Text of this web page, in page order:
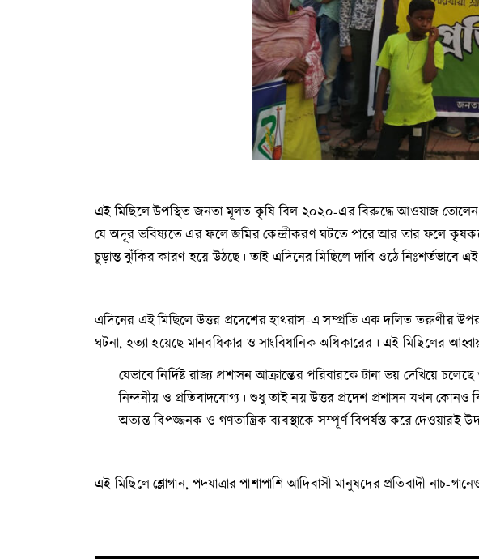
এই মিছিলে উপস্থিত জনতা মূলত কৃষি বিল ২০২০-এর বিরুদ্ধে আওয়াজ তোলেন।
যে অদূর ভবিষ্যতে এর ফলে জমির কেন্দ্রীকরণ ঘটতে পারে আর তার ফলে
চূড়ান্ত ঝুঁকির কারণ হয়ে উঠছে। তাই এদিনের মিছিলে দাবি ওঠে নিঃশর্তভাবে
এদিনের এই মিছিলে উত্তর প্রদেশের হাথরাস-এ সম্প্রতি এক দলিত তরুণীর
ঘটনা, হত্যা হয়েছে মানবধিকার ও সাংবিধানিক অধিকারের। এই মিছিলের
যেভাবে নির্দিষ্ট রাজ্য প্রশাসন আক্রান্তের পরিবারকে টানা ভয় দেখিয়ে
নিন্দনীয় ও প্রতিবাদযোগ্য। শুধু তাই নয় উত্তর প্রদেশ প্রশাসন যখন
অত্যন্ত বিপজ্জনক ও গণতান্ত্রিক ব্যবস্থাকে সম্পূর্ণ বিপর্যস্ত করে দেওয়ারই
এই মিছিলে শ্লোগান, পদযাত্রার পাশাপাশি আদিবাসী মানুষদের প্রতিবাদী নাচ-